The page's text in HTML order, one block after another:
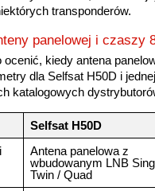
transponderów.
panelowej i czaszy
ocenić, kiedy antena
dla Selfsat H50D i
katalogowych
Selfsat H50D
Antena panelowa z
wbudowanym LNB
Twin / Quad